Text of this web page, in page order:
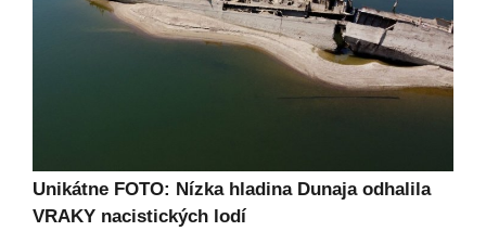
Unikátne FOTO: Nízka hladina Dunaja odhalila
VRAKY nacistických lodí